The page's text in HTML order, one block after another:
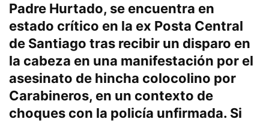
Padre Hurtado, se encuentra en
estado crítico en la ex Posta Central
de Santiago tras recibir un disparo en
la cabeza en una manifestación por el
asesinato de hincha colocolino por
Carabineros, en un contexto de
choques con la policía unfirmada. Si